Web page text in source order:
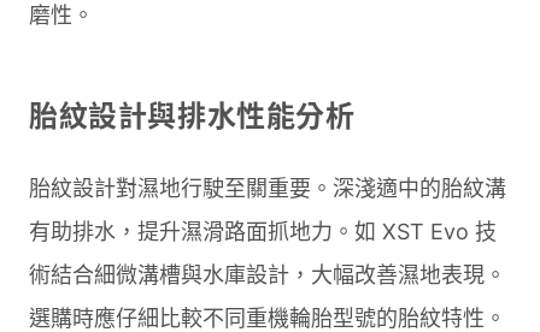
磨性。
胎紋設計與排水性能分析
胎紋設計對濕地行駛至關重要。深淺適中的胎紋溝
有助排水，提升濕滑路面抓地力。如 XST Evo 技
術結合細微溝槽與水庫設計，大幅改善濕地表現。
選購時應仔細比較不同重機輪胎型號的胎紋特性。